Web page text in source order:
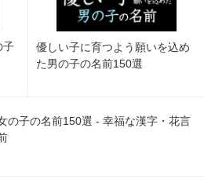
子
優しい子に育つよう願いを込め
た男の子の名前150選
の子の名前150選 - 幸福な漢字・花言